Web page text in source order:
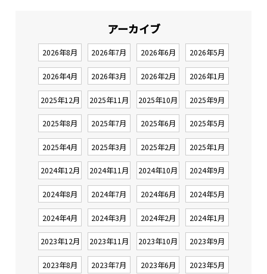
アーカイブ
2026年8月 2026年7月 2026年6月 2026年5月
2026年4月 2026年3月 2026年2月 2026年1月
2025年12月 2025年11月 2025年10月 2025年9月
2025年8月 2025年7月 2025年6月 2025年5月
2025年4月 2025年3月 2025年2月 2025年1月
2024年12月 2024年11月 2024年10月 2024年9月
2024年8月 2024年7月 2024年6月 2024年5月
2024年4月 2024年3月 2024年2月 2024年1月
2023年12月 2023年11月 2023年10月 2023年9月
2023年8月 2023年7月 2023年6月 2023年5月